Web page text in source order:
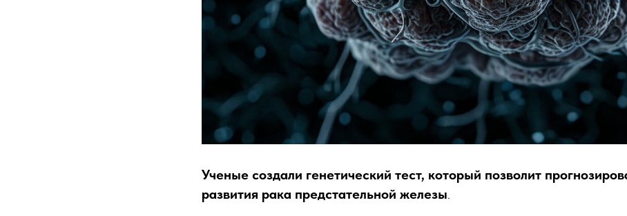
Ученые создали генетический тест, который позволит
развития рака предстательной железы.